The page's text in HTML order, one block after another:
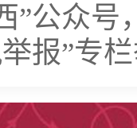
”公众号
报”专